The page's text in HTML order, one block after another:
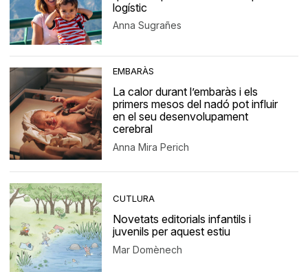
logístic
Anna Sugrañes
EMBARÀS
La calor durant l’embaràs i els
primers mesos del nadó pot influir
en el seu desenvolupament
cerebral
Anna Mira Perich
CUTLURA
Novetats editorials infantils i
juvenils per aquest estiu
Mar Domènech